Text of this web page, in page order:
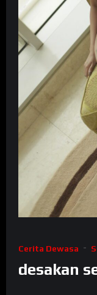
Cerita Dewasa
desakan